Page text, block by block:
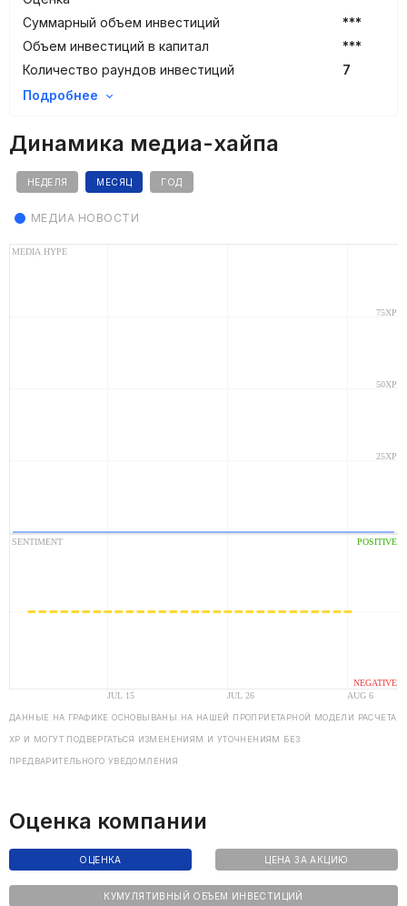
Суммарный объем инвестиций
***
Объем инвестиций в капитал
***
Количество раундов инвестиций
7
Подробнее
Динамика медиа-хайпа
НЕДЕЛЯ МЕСЯЦ ГОД
МЕДИА НОВОСТИ
ДАННЫЕ НА ГРАФИКЕ ОСНОВЫВАНЫ НА НАШЕЙ ПРОПРИЕТАРНОЙ МОДЕЛИ РАСЧЕТА
ХP И МОГУТ ПОДВЕРГАТЬСЯ ИЗМЕНЕНИЯМ И УТОЧНЕНИЯМ БЕЗ
ПРЕДВАРИТЕЛЬНОГО УВЕДОМЛЕНИЯ
Оценка компании
ОЦЕНКА ЦЕНА ЗА АКЦИЮ
КУМУЛЯТИВНЫЙ ОБЪЕМ ИНВЕСТИЦИЙ